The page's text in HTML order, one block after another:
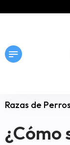
Razas de Perros
¿Cómo